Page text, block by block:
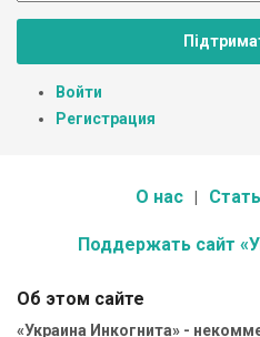
Войти
Регистрация
О нас
Поддержать сайт
Об этом сайте
«Украина Инкогнита» -